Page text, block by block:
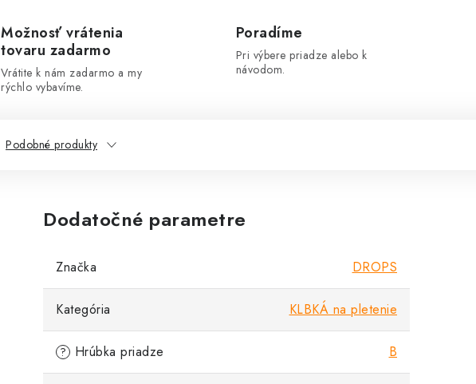
Možnosť vrátenia
tovaru zadarmo
Vrátite k nám zadarmo a my
rýchlo vybavíme.
Poradíme
Pri výbere priadze alebo k
návodom.
Podobné produkty
Dodatočné parametre
Značka DROPS
Kategória KLBKÁ na pletenie
? Hrúbka priadze B